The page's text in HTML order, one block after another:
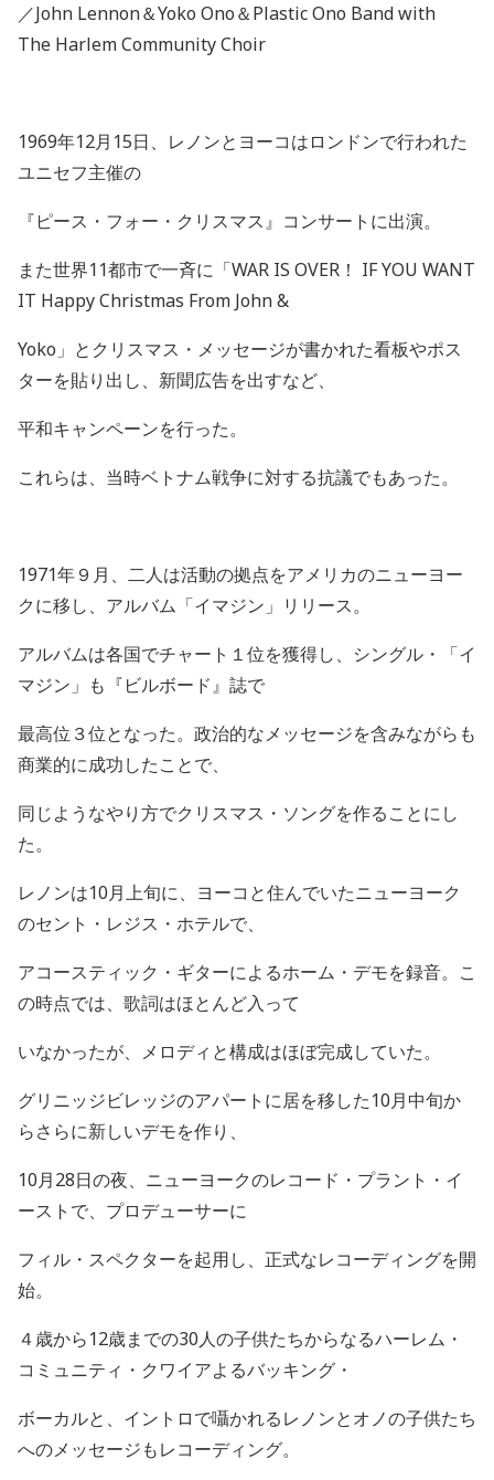
／John Lennon＆Yoko Ono＆Plastic Ono Band with
The Harlem Community Choir
1969年12月 15日、レノンとヨーコはロンドンで行われた
ユニセフ主催の
『ピース・フォー・クリスマス』コンサートに出演。
また世界11都市で一斉に「WAR IS OVER ！ IF YOU WANT
IT Happy Christmas From John &
Yoko 」とクリスマス・メッセージが書かれた看板やポス
ターを貼り出し、新聞広告を出すなど、
平和キャンペーンを行った。
これらは、当時ベトナム戦争に対する抗議でもあった。
1971年９月、二人は活動の拠点をアメリカのニューヨー
クに移し、アルバム「イマジン」リリース。
アルバムは各国でチャート１位を獲得し、シングル・「イ
マジン」も『ビルボード』誌で
最高位３位となった。政治的なメッセージを含みながらも
商業的に成功したことで、
同じようなやり方でクリスマス・ソングを作ることにし
た。
レノンは10月上旬に、ヨーコと住んでいたニューヨーク
のセント・レジス・ホテルで、
アコースティック・ギターによるホーム・デモを録音。こ
の時点では、歌詞はほとんど入って
いなかったが、メロディと構成はほぼ完成していた。
グリニッジビレッジのアパートに居を移した10月中旬か
らさらに新しいデモを作り、
10月28日の夜、ニューヨークのレコード・プラント・イ
ーストで、プロデューサーに
フィル・スペクターを起用し、正式なレコーディングを開
始。
４歳から12歳までの30人の子供たちからなるハーレム・
コミュニティ・クワイアよるバッキング・
ボーカルと、イントロで囁かれるレノンとオノの子供たち
へのメッセージもレコーディング。